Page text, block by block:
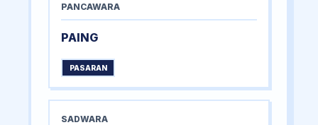
PANCAWARA
PAING
PASARAN
SADWARA